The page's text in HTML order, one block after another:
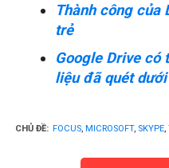
Thành công của
trẻ
Google Drive có
liệu đã quét dưới
CHỦ ĐỀ: FOCUS, MICROSOFT, SKYPE,